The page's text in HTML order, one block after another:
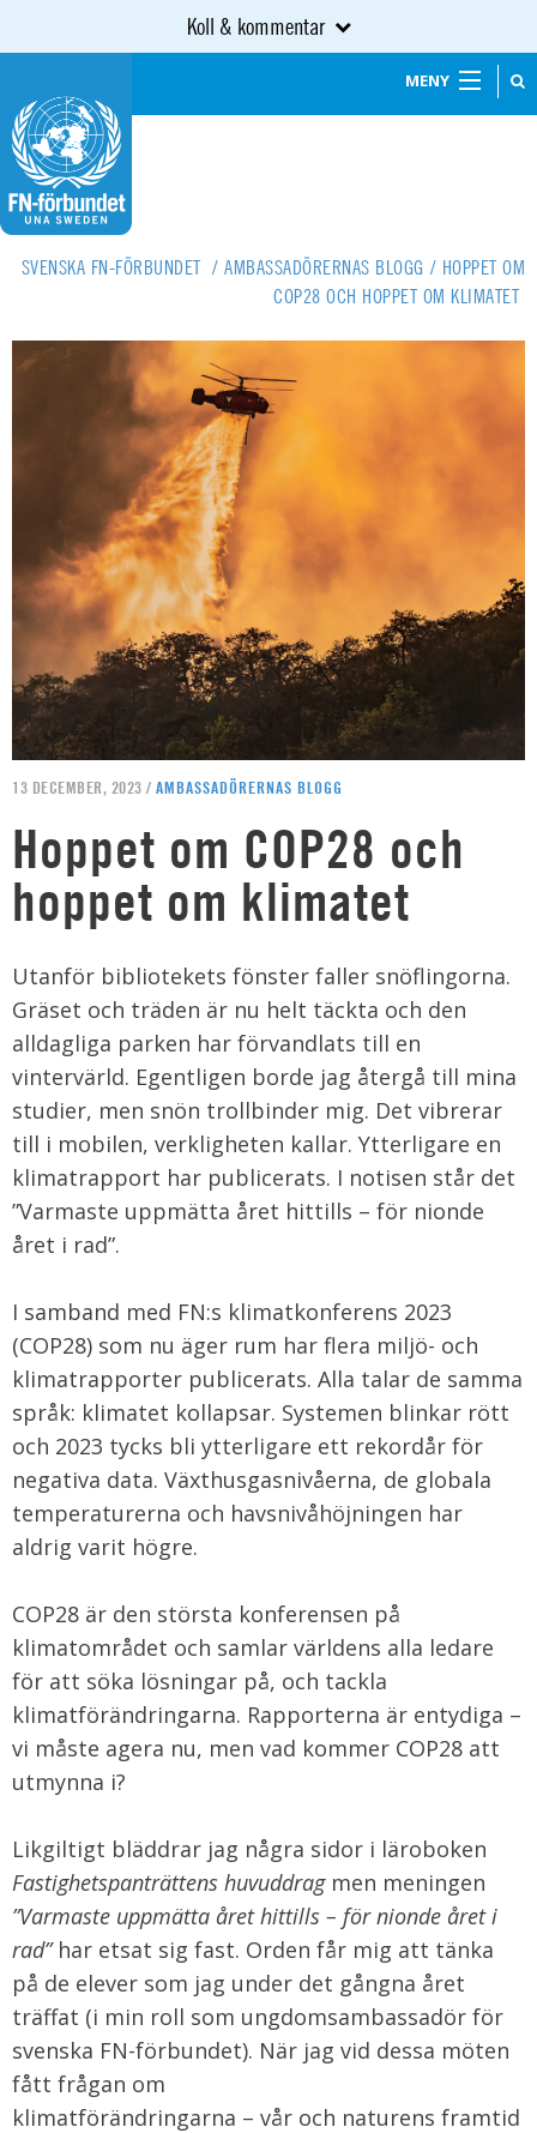
Koll & kommentar
MENY
SVENSKA FN-FÖRBUNDET / AMBASSADÖRERNAS BLOGG / HOPPET OM
COP28 OCH HOPPET OM KLIMATET
13 DECEMBER, 2023 / AMBASSADÖRERNAS BLOGG
Hoppet om COP28 och
hoppet om klimatet
Utanför bibliotekets fönster faller snöflingorna.
Gräset och träden är nu helt täckta och den
alldagliga parken har förvandlats till en
vintervärld. Egentligen borde jag återgå till mina
studier, men snön trollbinder mig. Det vibrerar
till i mobilen, verkligheten kallar. Ytterligare en
klimatrapport har publicerats. I notisen står det
”Varmaste uppmätta året hittills – för nionde
året i rad”.
I samband med FN:s klimatkonferens 2023
(COP28) som nu äger rum har flera miljö- och
klimatrapporter publicerats. Alla talar de samma
språk: klimatet kollapsar. Systemen blinkar rött
och 2023 tycks bli ytterligare ett rekordår för
negativa data. Växthusgasnivåerna, de globala
temperaturerna och havsnivåhöjningen har
aldrig varit högre.
COP28 är den största konferensen på
klimatområdet och samlar världens alla ledare
för att söka lösningar på, och tackla
klimatförändringarna. Rapporterna är entydiga –
vi måste agera nu, men vad kommer COP28 att
utmynna i?
Likgiltigt bläddrar jag några sidor i läroboken
Fastighetspanträttens huvuddragmen meningen
”Varmaste uppmätta året hittills – för nionde året i
rad”har etsat sig fast. Orden får mig att tänka
på de elever som jag under det gångna året
träffat (i min roll som ungdomsambassadör för
svenska FN-förbundet). När jag vid dessa möten
fått frågan om
klimatförändringarna – vår och naturens framtid